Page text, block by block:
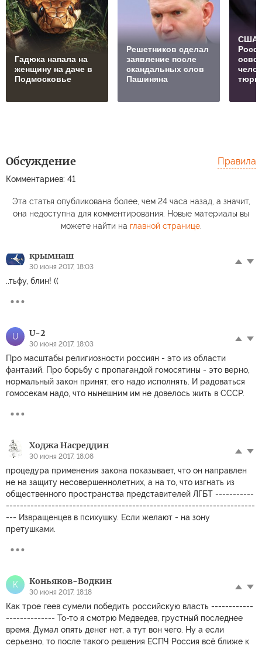
Гадюка напала на
женщину на даче в
Подмосковье
Решетников cделал
заявление после
скандальных слов
Пашиняна
США
ВКС РФ
разбомбили
подземный город
ССО, дрон снял
результат удара
В России
стремительно
дорожает сахар
Обсуждение
Комментариев: 41
Правила
Эта статья опубликована более, чем 24 часа назад, а значит,
она недоступна для комментирования. Новые материалы вы
можете найти на главной странице.
крымнаш
30 июня 2017, 18:03
..тьфу, блин! ((
U U-2
30 июня 2017, 18:03
Про масштабы религиозности россиян - это из области
фантазий. Про борьбу с пропагандой гомосятины - это верно,
нормальный закон принят, его надо исполнять. И радоваться
гомосекам надо, что нынешним им не довелось жить в СССР.
Ходжа Насреддин
30 июня 2017, 18:08
процедура применения закона показывает, что он направлен
не на защиту несовершеннолетних, а на то, что изгнать из
общественного пространства представителей ЛГБТ -----------
-----------------------------------------------------------------------
--- Извращенцев в психушку. Если желают - на зону
претушками.
К Коньяков-Водкин
30 июня 2017, 18:18
Как трое геев сумели победить российскую власть ------------
-------------- То-то я смотрю Медведев, грустный последнее
время. Думал опять денег нет, а тут вон чего. Ну а если
серьезно, то после такого решения ЕСПЧ Россия всё ближе к